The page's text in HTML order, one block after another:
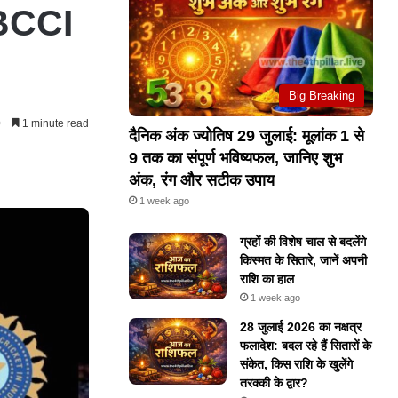
1 minute read
Big Breaking
दैनिक अंक ज्योतिष 29 जुलाई: मूलांक 1 से
9 तक का संपूर्ण भविष्यफल, जानिए शुभ
अंक, रंग और सटीक उपाय
1 week ago
ग्रहों की विशेष चाल से बदलेंगे
किस्मत के सितारे, जानें अपनी
राशि का हाल
1 week ago
28 जुलाई 2026 का नक्षत्र
फलादेश: बदल रहे हैं सितारों के
संकेत, किस राशि के खुलेंगे
तरक्की के द्वार?